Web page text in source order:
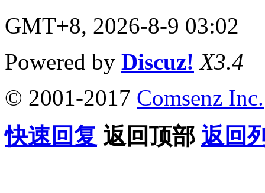
GMT+8, 2026-8-9 03:02
Powered by Discuz! X3.4
© 2001-2017 Comsenz Inc.
快速回复 返回顶部 返回